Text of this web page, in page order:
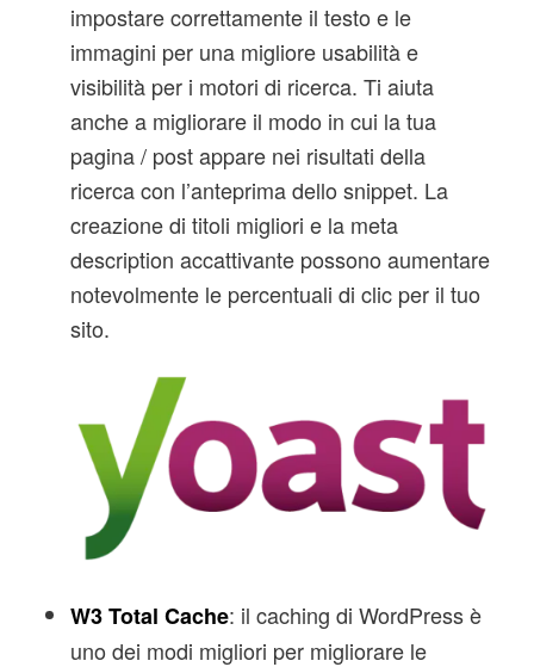
impostare correttamente il testo e le
immagini per una migliore usabilità e
visibilità per i motori di ricerca. Ti aiuta
anche a migliorare il modo in cui la tua
pagina / post appare nei risultati della
ricerca con l’anteprima dello snippet. La
creazione di titoli migliori e la meta
description accattivante possono aumentare
notevolmente le percentuali di clic per il tuo
sito.
W3 Total Cache: il caching di WordPress è
uno dei modi migliori per migliorare le